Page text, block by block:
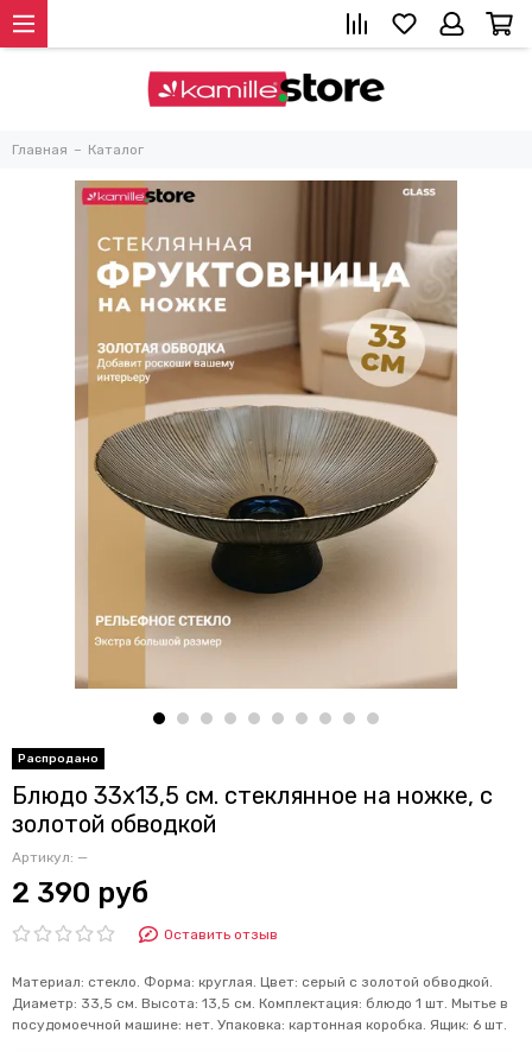
Главная Каталог
Блюдо 33х13,5 см. стеклянное на ножке, с
золотой обводкой
Артикул: —
2 390 руб
Оставить отзыв
Материал: стекло. Форма: круглая. Цвет: серый с золотой обводкой.
Диаметр: 33,5 см. Высота: 13,5 см. Комплектация: блюдо 1 шт. Мытье в
посудомоечной машине: нет. Упаковка: картонная коробка. Ящик: 6 шт.